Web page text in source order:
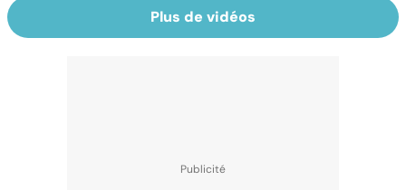
Plus de vidéos